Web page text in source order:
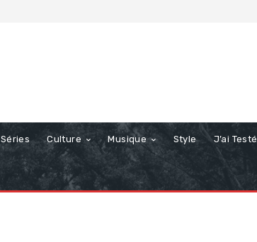
Séries Culture Musique Style J’ai Testé